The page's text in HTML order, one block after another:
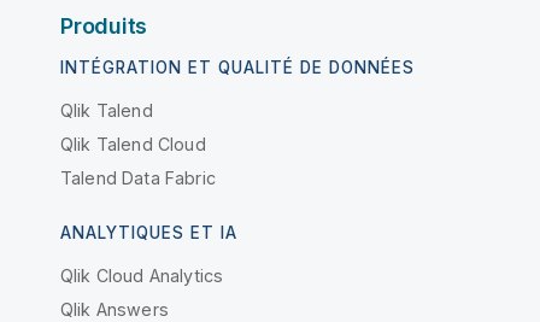
Produits
INTÉGRATION ET QUALITÉ DE DONNÉES
Qlik Talend
Qlik Talend Cloud
Talend Data Fabric
ANALYTIQUES ET IA
Qlik Cloud Analytics
Qlik Answers